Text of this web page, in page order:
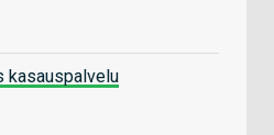
kasauspalvelu